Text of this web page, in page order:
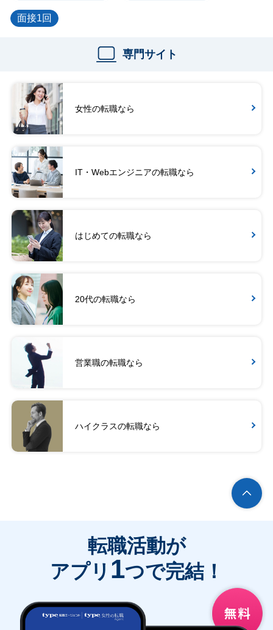
面接1回
専門サイト
女性の転職なら
IT・Webエンジニアの転職なら
はじめての転職なら
20代の転職なら
営業職の転職なら
ハイクラスの転職なら
転職活動が
アプリ 1つで完結！